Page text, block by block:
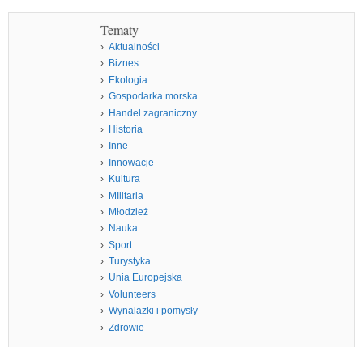
Tematy
Aktualności
Biznes
Ekologia
Gospodarka morska
Handel zagraniczny
Historia
Inne
Innowacje
Kultura
MIlitaria
Młodzież
Nauka
Sport
Turystyka
Unia Europejska
Volunteers
Wynalazki i pomysły
Zdrowie